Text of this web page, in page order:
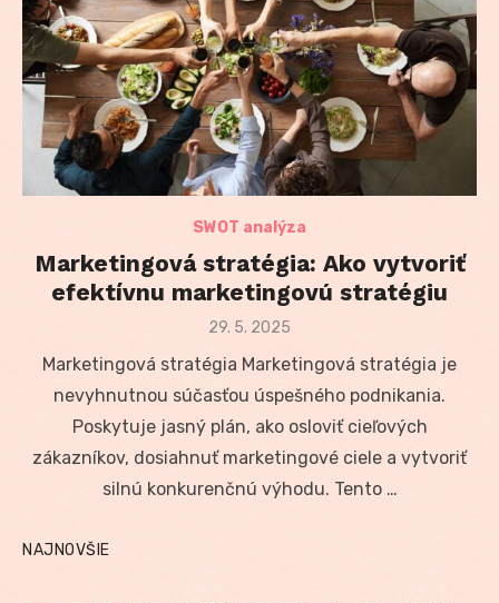
SWOT analýza
Marketingová stratégia: Ako vytvoriť
efektívnu marketingovú stratégiu
Posted
29. 5. 2025
Marketingová stratégia Marketingová stratégia je
nevyhnutnou súčasťou úspešného podnikania.
Poskytuje jasný plán, ako osloviť cieľových
zákazníkov, dosiahnuť marketingové ciele a vytvoriť
silnú konkurenčnú výhodu. Tento …
NAJNOVŠIE